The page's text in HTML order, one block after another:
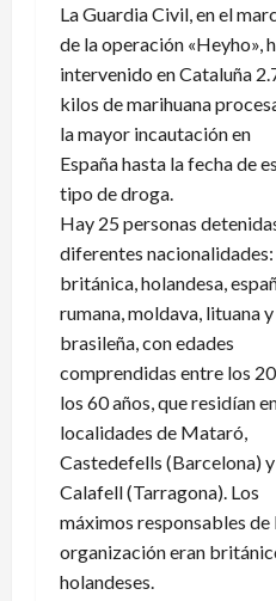
La Guardia Civil, en el
de la operación «Heyho»,
intervenido en Cataluña
kilos de marihuana
la mayor incautación en
España hasta la fecha de
tipo de droga.
Hay 25 personas
diferentes nacionalidades:
británica, holandesa,
rumana, moldava, lituana y
brasileña, con edades
comprendidas entre los
los 60 años, que residían
localidades de Mataró,
Castedefells (Barcelona) y
Calafell (Tarragona). Los
máximos responsables de
organización eran
holandeses.